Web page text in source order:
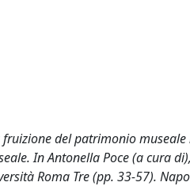
fruizione del patrimonio
In Antonella Poce (a cura
Roma Tre (pp. 33-57).